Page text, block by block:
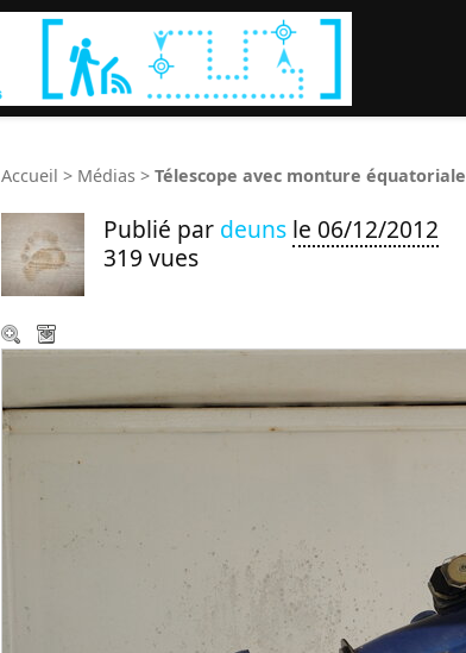
Accueil > Médias > Télescope avec monture équatoriale
Publié par deuns le 06/12/2012
319 vues